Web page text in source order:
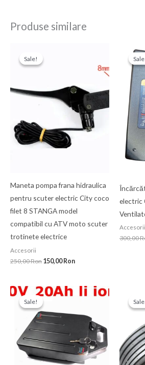
Produse similare
Sale!
Sale!
Maneta pompa frana hidraulica
pentru scuter electric City coco
filet 8 STANGA model
compatibil cu ATV moto scuter
trotinete electrice
Accesorii
250,00Ron
a
150,00 Ron
150,00 Ron.
electric
Accesorii
300,00
Sale!
Sale!
Prețul
inițial
fost:
1.599,00 Ron.
Prețul
curent
1.400,00 Ron.